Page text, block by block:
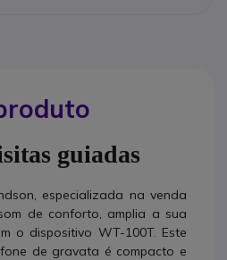
guiadas
especializada na venda
de conforto, amplia a sua
o dispositivo WT-100T. Este
de gravata é compacto e